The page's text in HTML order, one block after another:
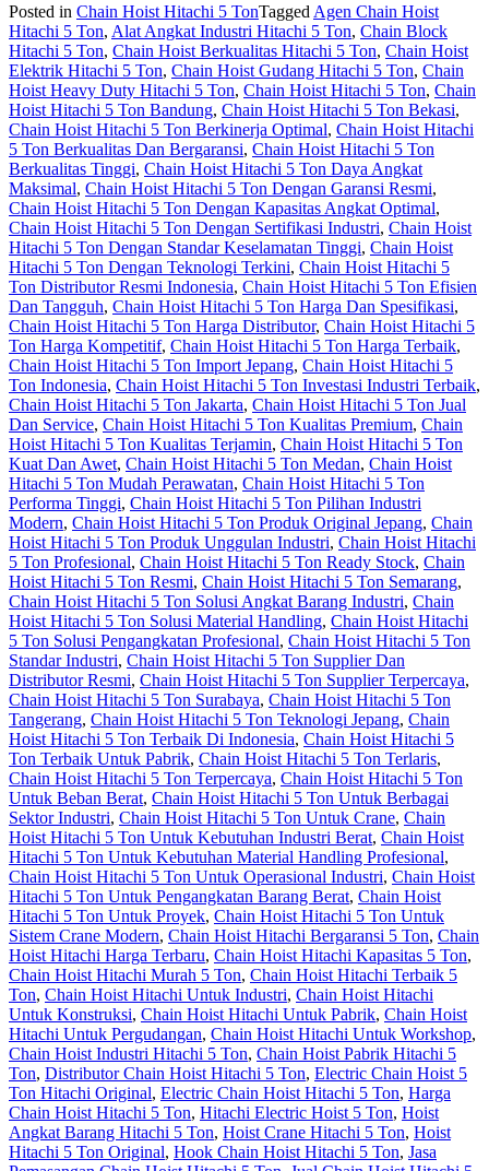
Posted in Chain Hoist Hitachi 5 TonTagged Agen Chain Hoist
Hitachi 5 Ton, Alat Angkat Industri Hitachi 5 Ton, Chain Block
Hitachi 5 Ton, Chain Hoist Berkualitas Hitachi 5 Ton, Chain Hoist
Elektrik Hitachi 5 Ton, Chain Hoist Gudang Hitachi 5 Ton, Chain
Hoist Heavy Duty Hitachi 5 Ton, Chain Hoist Hitachi 5 Ton, Chain
Hoist Hitachi 5 Ton Bandung, Chain Hoist Hitachi 5 Ton Bekasi,
Chain Hoist Hitachi 5 Ton Berkinerja Optimal, Chain Hoist Hitachi
5 Ton Berkualitas Dan Bergaransi, Chain Hoist Hitachi 5 Ton
Berkualitas Tinggi, Chain Hoist Hitachi 5 Ton Daya Angkat
Maksimal, Chain Hoist Hitachi 5 Ton Dengan Garansi Resmi,
Chain Hoist Hitachi 5 Ton Dengan Kapasitas Angkat Optimal,
Chain Hoist Hitachi 5 Ton Dengan Sertifikasi Industri, Chain Hoist
Hitachi 5 Ton Dengan Standar Keselamatan Tinggi, Chain Hoist
Hitachi 5 Ton Dengan Teknologi Terkini, Chain Hoist Hitachi 5
Ton Distributor Resmi Indonesia, Chain Hoist Hitachi 5 Ton Efisien
Dan Tangguh, Chain Hoist Hitachi 5 Ton Harga Dan Spesifikasi,
Chain Hoist Hitachi 5 Ton Harga Distributor, Chain Hoist Hitachi 5
Ton Harga Kompetitif, Chain Hoist Hitachi 5 Ton Harga Terbaik,
Chain Hoist Hitachi 5 Ton Import Jepang, Chain Hoist Hitachi 5
Ton Indonesia, Chain Hoist Hitachi 5 Ton Investasi Industri Terbaik,
Chain Hoist Hitachi 5 Ton Jakarta, Chain Hoist Hitachi 5 Ton Jual
Dan Service, Chain Hoist Hitachi 5 Ton Kualitas Premium, Chain
Hoist Hitachi 5 Ton Kualitas Terjamin, Chain Hoist Hitachi 5 Ton
Kuat Dan Awet, Chain Hoist Hitachi 5 Ton Medan, Chain Hoist
Hitachi 5 Ton Mudah Perawatan, Chain Hoist Hitachi 5 Ton
Performa Tinggi, Chain Hoist Hitachi 5 Ton Pilihan Industri
Modern, Chain Hoist Hitachi 5 Ton Produk Original Jepang, Chain
Hoist Hitachi 5 Ton Produk Unggulan Industri, Chain Hoist Hitachi
5 Ton Profesional, Chain Hoist Hitachi 5 Ton Ready Stock, Chain
Hoist Hitachi 5 Ton Resmi, Chain Hoist Hitachi 5 Ton Semarang,
Chain Hoist Hitachi 5 Ton Solusi Angkat Barang Industri, Chain
Hoist Hitachi 5 Ton Solusi Material Handling, Chain Hoist Hitachi
5 Ton Solusi Pengangkatan Profesional, Chain Hoist Hitachi 5 Ton
Standar Industri, Chain Hoist Hitachi 5 Ton Supplier Dan
Distributor Resmi, Chain Hoist Hitachi 5 Ton Supplier Terpercaya,
Chain Hoist Hitachi 5 Ton Surabaya, Chain Hoist Hitachi 5 Ton
Tangerang, Chain Hoist Hitachi 5 Ton Teknologi Jepang, Chain
Hoist Hitachi 5 Ton Terbaik Di Indonesia, Chain Hoist Hitachi 5
Ton Terbaik Untuk Pabrik, Chain Hoist Hitachi 5 Ton Terlaris,
Chain Hoist Hitachi 5 Ton Terpercaya, Chain Hoist Hitachi 5 Ton
Untuk Beban Berat, Chain Hoist Hitachi 5 Ton Untuk Berbagai
Sektor Industri, Chain Hoist Hitachi 5 Ton Untuk Crane, Chain
Hoist Hitachi 5 Ton Untuk Kebutuhan Industri Berat, Chain Hoist
Hitachi 5 Ton Untuk Kebutuhan Material Handling Profesional,
Chain Hoist Hitachi 5 Ton Untuk Operasional Industri, Chain Hoist
Hitachi 5 Ton Untuk Pengangkatan Barang Berat, Chain Hoist
Hitachi 5 Ton Untuk Proyek, Chain Hoist Hitachi 5 Ton Untuk
Sistem Crane Modern, Chain Hoist Hitachi Bergaransi 5 Ton, Chain
Hoist Hitachi Harga Terbaru, Chain Hoist Hitachi Kapasitas 5 Ton,
Chain Hoist Hitachi Murah 5 Ton, Chain Hoist Hitachi Terbaik 5
Ton, Chain Hoist Hitachi Untuk Industri, Chain Hoist Hitachi
Untuk Konstruksi, Chain Hoist Hitachi Untuk Pabrik, Chain Hoist
Hitachi Untuk Pergudangan, Chain Hoist Hitachi Untuk Workshop,
Chain Hoist Industri Hitachi 5 Ton, Chain Hoist Pabrik Hitachi 5
Ton, Distributor Chain Hoist Hitachi 5 Ton, Electric Chain Hoist 5
Ton Hitachi Original, Electric Chain Hoist Hitachi 5 Ton, Harga
Chain Hoist Hitachi 5 Ton, Hitachi Electric Hoist 5 Ton, Hoist
Angkat Barang Hitachi 5 Ton, Hoist Crane Hitachi 5 Ton, Hoist
Hitachi 5 Ton Original, Hook Chain Hoist Hitachi 5 Ton, Jasa